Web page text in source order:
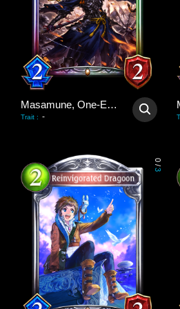
Masamune, One-Eyed Dragon
Trait : -
0
/
3